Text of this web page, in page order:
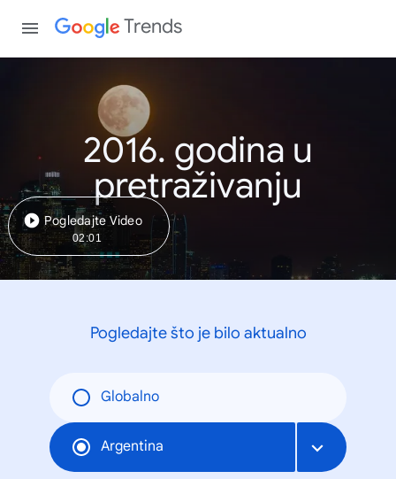
Trends
2016. godina u
pretraživanju
Pogledajte Video
02:01
Pogledajte što je bilo aktualno
Globalno
Argentina